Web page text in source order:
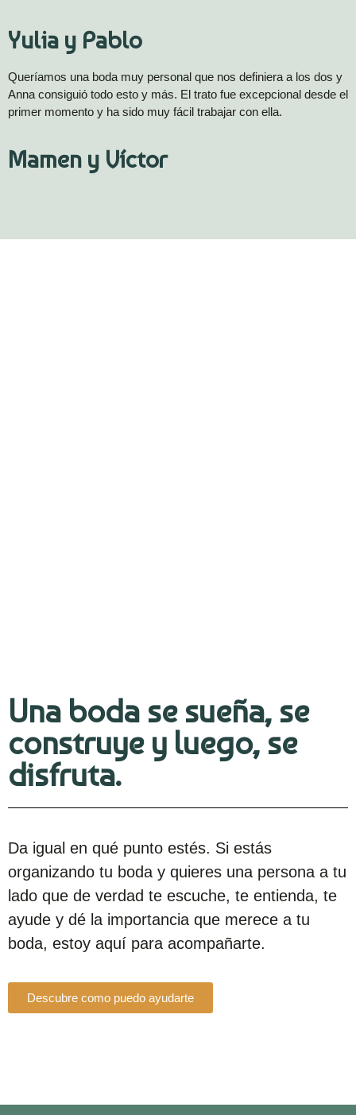
Yulia y Pablo
Queríamos una boda muy personal que nos definiera a los dos y
Anna consiguió todo esto y más. El trato fue excepcional desde el
primer momento y ha sido muy fácil trabajar con ella.
Mamen y Víctor
Una boda se sueña, se
construye y luego, se
disfruta.
Da igual en qué punto estés. Si estás
organizando tu boda y quieres una persona a tu
lado que de verdad te escuche, te entienda, te
ayude y dé la importancia que merece a tu
boda, estoy aquí para acompañarte.
Descubre como puedo ayudarte